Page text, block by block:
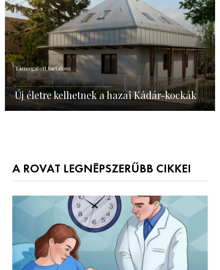
Támogatott tartalom
Új életre kelhetnek a hazai Kádár-kockák
A ROVAT LEGNÉPSZERŰBB CIKKEI